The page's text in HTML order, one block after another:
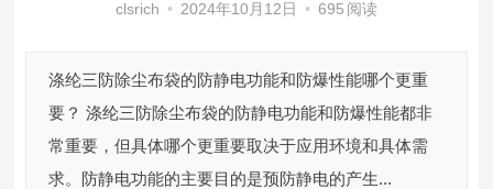
clsrich • 2024年10月12日 • 695 阅读
涤纶三防除尘布袋的防静电功能和防爆性能哪个更重
要？ 涤纶三防除尘布袋的防静电功能和防爆性能都非
常重要，但具体哪个更重要取决于应用环境和具体需
求。防静电功能的主要目的是预防静电的产生...